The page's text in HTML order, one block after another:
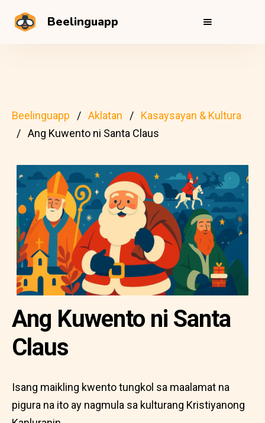
Beelinguapp
Beelinguapp Aklatan
Kasaysayan & Kultura
Ang Kuwento ni Santa Claus
Ang Kuwento ni Santa
Claus
Isang maikling kwento tungkol sa maalamat na
pigura na ito ay nagmula sa kulturang Kristiyanong